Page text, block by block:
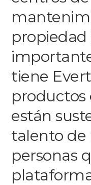
tiene
productos
están
talento de
personas